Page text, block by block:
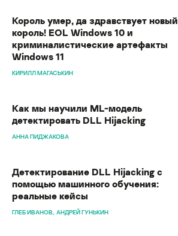
Король умер, да здравствует новый
король! EOL Windows 10 и
криминалистические артефакты
Windows 11
КИРИЛЛ МАГАСЬКИН
Как мы научили ML-модель
детектировать DLL Hijacking
АННА ПИДЖАКОВА
Детектирование DLL Hijacking с
помощью машинного обучения:
реальные кейсы
ГЛЕБ ИВАНОВ АНДРЕЙ ГУНЬКИН